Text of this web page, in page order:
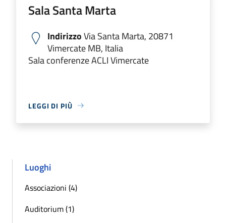
Sala Santa Marta
IndirizzoVia Santa Marta, 20871
Vimercate MB, Italia
Sala conferenze ACLI Vimercate
LEGGI DI PIÙ
Luoghi
Associazioni (4)
Auditorium (1)